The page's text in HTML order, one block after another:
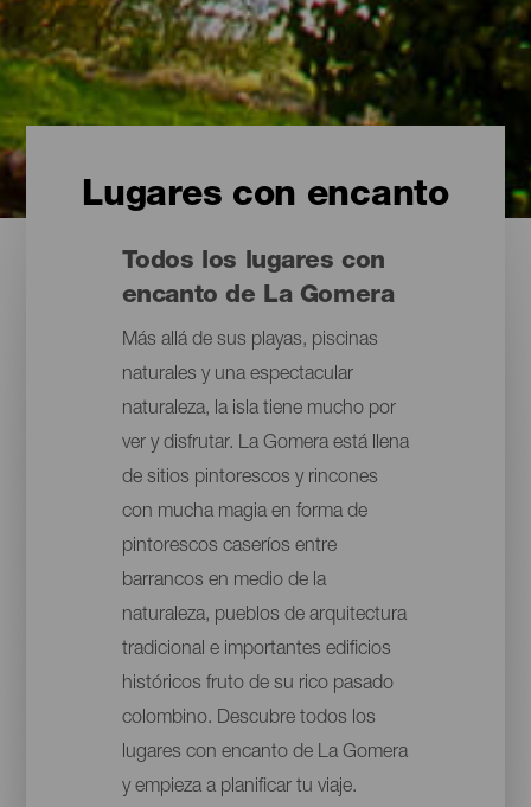
Lugares con encanto
Todos los lugares con
encanto de La Gomera
Más allá de sus playas, piscinas
naturales y una espectacular
naturaleza, la isla tiene mucho por
ver y disfrutar. La Gomera está llena
de sitios pintorescos y rincones
con mucha magia en forma de
pintorescos caseríos entre
barrancos en medio de la
naturaleza, pueblos de arquitectura
tradicional e importantes edificios
históricos fruto de su rico pasado
colombino. Descubre todos los
lugares con encanto de La Gomera
y empieza a planificar tu viaje.